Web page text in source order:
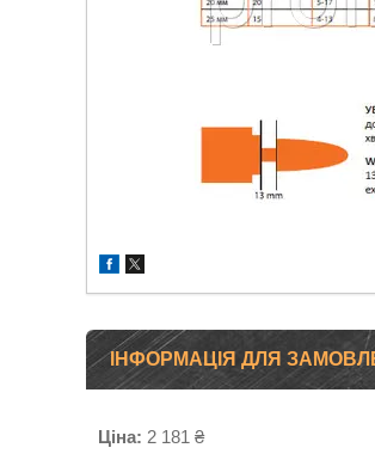
ІНФОРМАЦІЯ ДЛЯ
Ціна: 2 181 ₴